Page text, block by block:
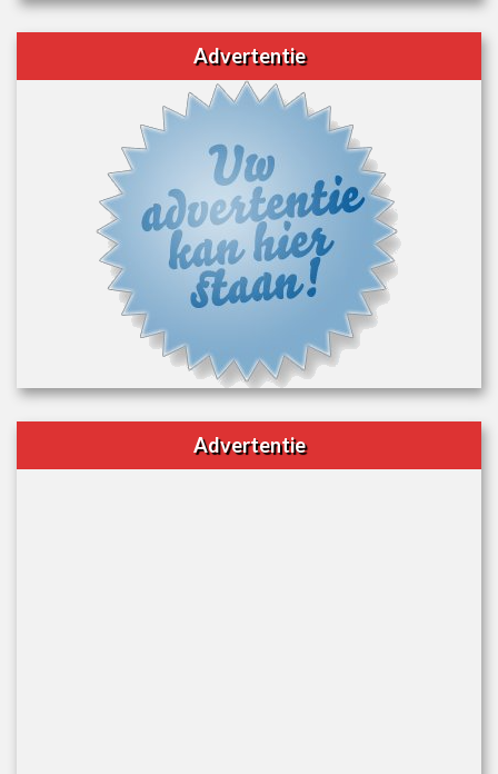
Advertentie
Advertentie